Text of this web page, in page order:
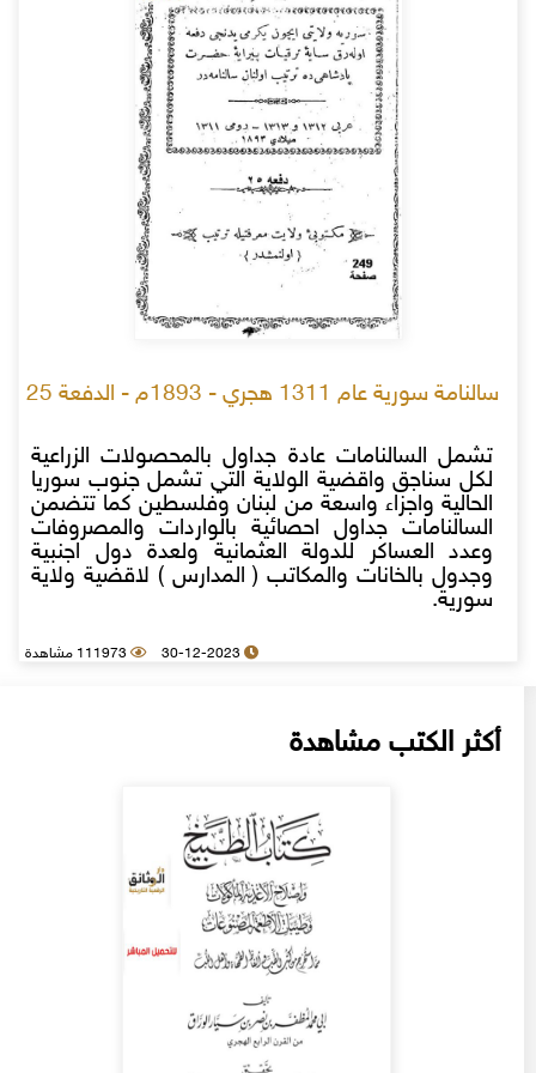
سالنامة سورية عام 1311 هجري - 1893م - الدفعة 25
تشمل السالنامات عادة جداول بالمحصولات الزراعية
لكل سناجق واقضية الولاية التي تشمل جنوب سوريا
الحالية واجزاء واسعة من لبنان وفلسطين كما تتضمن
السالنامات جداول احصائية بالواردات والمصروفات
وعدد العساكر للدولة العثمانية ولعدة دول اجنبية
وجدول بالخانات والمكاتب ( المدارس ) لاقضية ولاية
سورية.
30-12-2023 111973 مشاهدة
أكثر الكتب مشاهدة